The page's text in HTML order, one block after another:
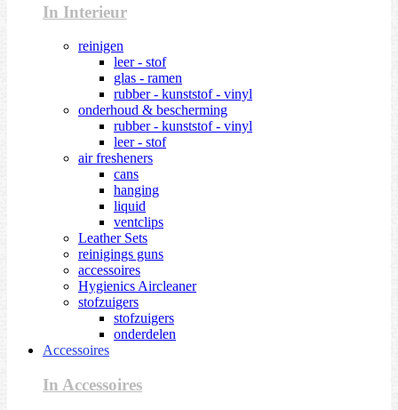
In Interieur
reinigen
leer - stof
glas - ramen
rubber - kunststof - vinyl
onderhoud & bescherming
rubber - kunststof - vinyl
leer - stof
air fresheners
cans
hanging
liquid
ventclips
Leather Sets
reinigings guns
accessoires
Hygienics Aircleaner
stofzuigers
stofzuigers
onderdelen
Accessoires
In Accessoires